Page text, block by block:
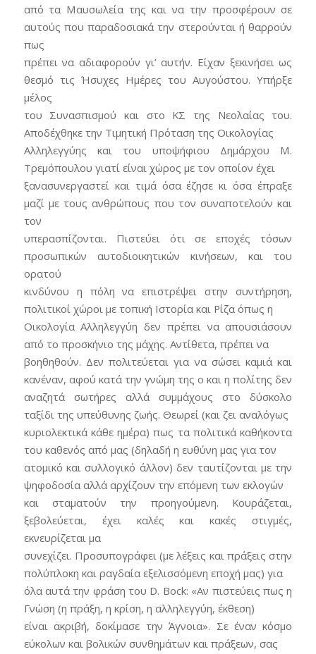
από τα Μαυσωλεία της και να την προσφέρουν σε
αυτούς που παραδοσιακά την στερούνται ή θαρρούν
πως
πρέπει να αδιαφορούν γι’ αυτήν. Είχαν ξεκινήσει ως
θεσμό τις Ήσυχες Ημέρες του Αυγούστου. Υπήρξε
μέλος
του Συνασπισμού και στο ΚΣ της Νεολαίας του.
Αποδέχθηκε την Τιμητική Πρόταση της Οικολογίας
Αλληλεγγύης και του υποψήφιου Δημάρχου Μ.
Τρεμόπουλου γιατί είναι χώρος με τον οποίον έχει
ξανασυνεργαστεί και τιμά όσα έζησε κι όσα έπραξε
μαζί με τους ανθρώπους που τον συναποτελούν και
τον
υπερασπίζονται. Πιστεύει ότι σε εποχές τόσων
προσωπικών αυτοδιοικητικών κινήσεων, και του
ορατού
κινδύνου η πόλη να επιστρέψει στην συντήρηση,
πολιτικοί χώροι με τοπική Ιστορία και Ρίζα όπως η
Οικολογία Αλληλεγγύη δεν πρέπει να απουσιάσουν
από το προσκήνιο της μάχης. Αντίθετα, πρέπει να
βοηθηθούν. Δεν πολιτεύεται για να σώσει καμιά και
κανέναν, αφού κατά την γνώμη της ο και η πολίτης δεν
αναζητά σωτήρες αλλά συμμάχους στο δύσκολο
ταξίδι της υπεύθυνης ζωής. Θεωρεί (και ζει αναλόγως
κυριολεκτικά κάθε ημέρα) πως τα πολιτικά καθήκοντα
του καθενός από μας (δηλαδή η ευθύνη μας για τον
ατομικό και συλλογικό άλλον) δεν ταυτίζονται με την
ψηφοδοσία αλλά αρχίζουν την επόμενη των εκλογών
και σταματούν την προηγούμενη. Κουράζεται,
ξεβολεύεται, έχει καλές και κακές στιγμές,
εκνευρίζεται μα
συνεχίζει. Προσυπογράφει (με λέξεις και πράξεις στην
πολύπλοκη και ραγδαία εξελισσόμενη εποχή μας) για
όλα αυτά την φράση του D. Bock: «Αν πιστεύεις πως η
Γνώση (η πράξη, η κρίση, η αλληλεγγύη, έκθεση)
είναι ακριβή, δοκίμασε την Άγνοια». Σε έναν κόσμο
εύκολων και βολικών συνθημάτων και πράξεων, σας